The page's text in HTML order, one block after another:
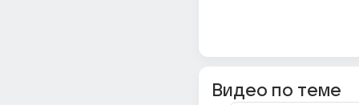
Видео по теме